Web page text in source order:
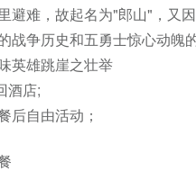
避难，故起名为"郎山"，又
战争历史和五勇士惊心动魄
英雄跳崖之壮举
酒店;
后自由活动；